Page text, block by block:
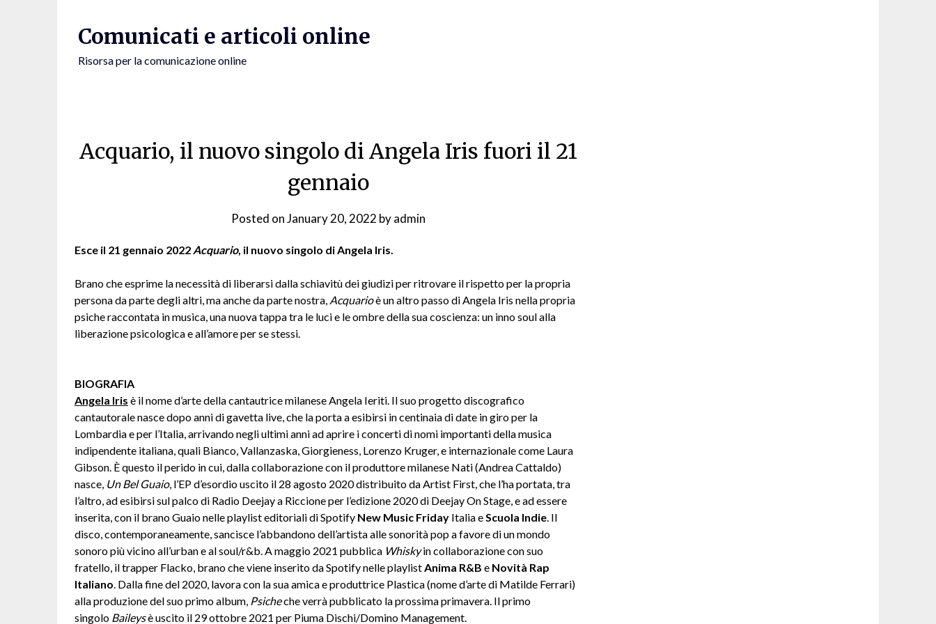
Comunicati e articoli online
Risorsa per la comunicazione online
Acquario, il nuovo singolo di Angela Iris fuori il 21
gennaio
Posted onJanuary 20, 2022 byadmin
Esce il 21 gennaio 2022 Acquario, il nuovo singolo di Angela Iris.
Brano che esprime la necessità di liberarsi dalla schiavitù dei giudizi per ritrovare il rispetto per la propria
persona da parte degli altri, ma anche da parte nostra, Acquarioè un altro passo di Angela Iris nella propria
psiche raccontata in musica, una nuova tappa tra le luci e le ombre della sua coscienza: un inno soul alla
liberazione psicologica e all’amore per se stessi.
BIOGRAFIA
Angela Iris è il nome d’arte della cantautrice milanese Angela Ieriti. Il suo progetto discografico
cantautorale nasce dopo anni di gavetta live, che la porta a esibirsi in centinaia di date in giro per la
Lombardia e per l’Italia, arrivando negli ultimi anni ad aprire i concerti di nomi importanti della musica
indipendente italiana, quali Bianco, Vallanzaska, Giorgieness, Lorenzo Kruger, e internazionale come Laura
Gibson. È questo il perido in cui, dalla collaborazione con il produttore milanese Nati (Andrea Cattaldo)
nasce, Un Bel Guaio, l’EP d’esordio uscito il 28 agosto 2020 distribuito da Artist First, che l’ha portata, tra
l’altro, ad esibirsi sul palco di Radio Deejay a Riccione per l’edizione 2020 di Deejay On Stage, e ad essere
inserita, con il brano Guaio nelle playlist editoriali di Spotify New Music Friday Italia eScuola Indie. Il
disco, contemporaneamente, sancisce l’abbandono dell’artista alle sonorità pop a favore di un mondo
sonoro più vicino all’urban e al soul/r&b. A maggio 2021 pubblica Whiskyin collaborazione con suo
fratello, il trapper Flacko, brano che viene inserito da Spotify nelle playlistAnima R&B e Novità Rap
Italiano. Dalla fine del 2020, lavora con la sua amica e produttrice Plastica (nome d’arte di Matilde Ferrari)
alla produzione del suo primo album, Psicheche verrà pubblicato la prossima primavera. Il primo
singolo Baileysè uscito il 29 ottobre 2021 per Piuma Dischi/Domino Management.